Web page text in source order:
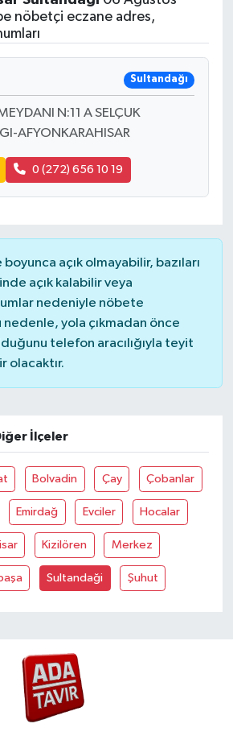
nöbetçi eczane adres,
Sultandağı
N:11 A SELÇUK
AFYONKARAHISAR
0 (272) 656 10 19
açık olmayabilir, bazıları
açık kalabilir veya
nedeniyle nöbete
yola çıkmadan önce
telefon aracılığıyla teyit
olacaktır.
İlçeler
Bolvadin Çay Çobanlar
Emirdağ Evciler Hocalar
Kizilören Merkez
Sultandaği Şuhut